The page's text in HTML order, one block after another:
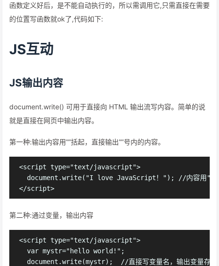
函数定义好后，是不能自动执行的，所以需调用它,只需直接在需要
的位置写函数就ok了,代码如下:
JS互动
JS输出内容
document.write() 可用于直接向 HTML 输出流写内容。简单的说
就是直接在网页中输出内容。
第一种:输出内容用””括起，直接输出””号内的内容。
<script type="text/javascript">
document.write("I love JavaScript！"); //内容用""括
第二种:通过变量，输出内容
<script type="text/javascript">
  var mystr="hello world!";
document.write(mystr);  //直接写变量名，输出变量存储